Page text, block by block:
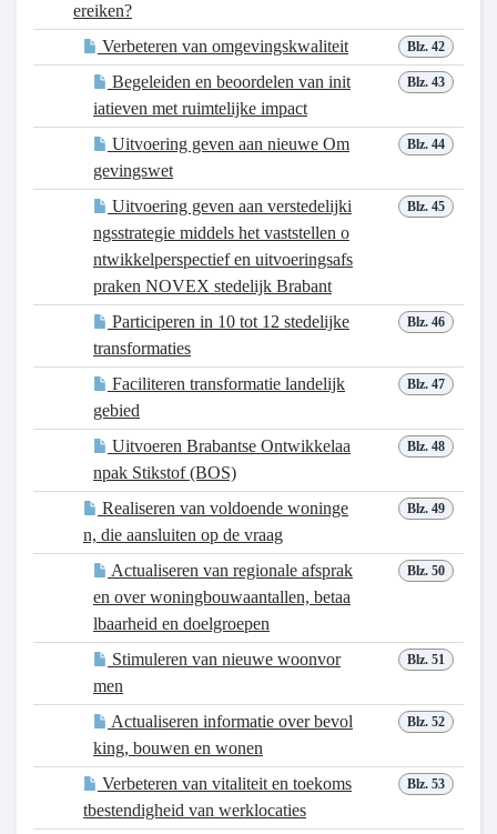
ereiken?
Blz. 42
Verbeteren van omgevingskwaliteit
Blz. 43
Begeleiden en beoordelen van init
iatieven met ruimtelijke impact
Blz. 44
Uitvoering geven aan nieuwe Om
gevingswet
Blz. 45
Uitvoering geven aan verstedelijki
ngsstrategie middels het vaststellen o
ntwikkelperspectief en uitvoeringsafs
praken NOVEX stedelijk Brabant
Blz. 46
Participeren in 10 tot 12 stedelijke
transformaties
Blz. 47
Faciliteren transformatie landelijk
gebied
Blz. 48
Uitvoeren Brabantse Ontwikkelaa
npak Stikstof (BOS)
Blz. 49
Realiseren van voldoende woninge
n, die aansluiten op de vraag
Blz. 50
Actualiseren van regionale afsprak
en over woningbouwaantallen, betaa
lbaarheid en doelgroepen
Blz. 51
Stimuleren van nieuwe woonvor
men
Blz. 52
Actualiseren informatie over bevol
king, bouwen en wonen
Blz. 53
Verbeteren van vitaliteit en toekoms
tbestendigheid van werklocaties